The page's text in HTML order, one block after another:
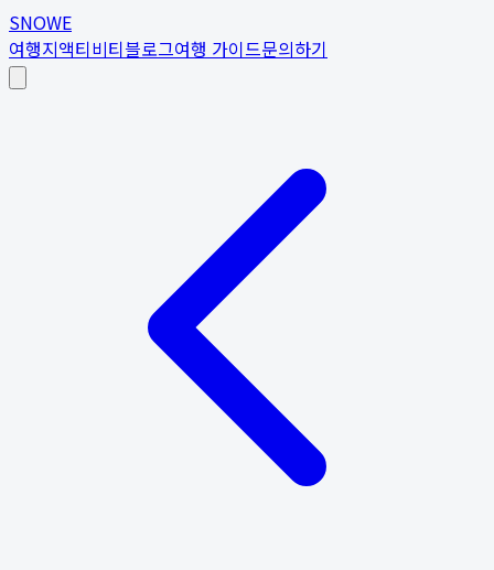
SNOWE
여행지액티비티블로그여행 가이드문의하기